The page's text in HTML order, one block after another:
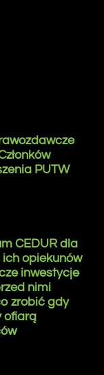
PUTW
CEDUR dla
ich opiekunów
inwestycje
nimi
zrobić gdy
ofiarą